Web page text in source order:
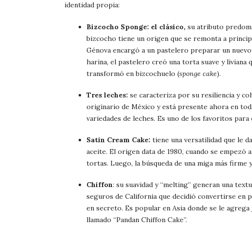
identidad propia:
Bizcocho Sponge: el clásico, su atributo
bizcocho tiene un origen que se remonta a
Génova encargó a un pastelero preparar un
harina, el pastelero creó una torta suave y liviana
transformó en bizcochuelo (sponge cake).
Tres leches: se caracteriza por su resiliencia y
originario de México y está presente ahora en
variedades de leches. Es uno de los favoritos
Satin Cream Cake: tiene una versatilidad que le
aceite. El origen data de 1980, cuando se
tortas. Luego, la búsqueda de una miga más firme
Chiffon: su suavidad y “melting” generan una
seguros de California que decidió convertirse en
en secreto. Es popular en Asia donde se le
llamado “Pandan Chiffon Cake”.